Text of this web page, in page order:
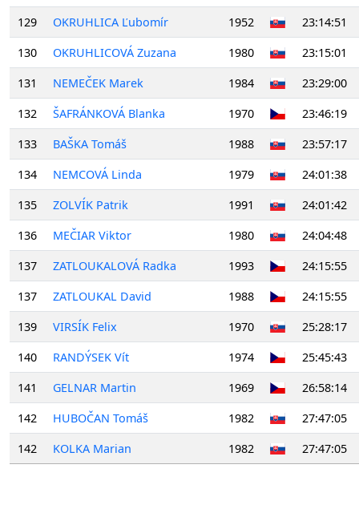
129
OKRUHLICA Ľubomír 1952
23:14:51
130
OKRUHLICOVÁ Zuzana 1980
23:15:01
131
NEMEČEK Marek 1984
23:29:00
132
ŠAFRÁNKOVÁ Blanka 1970
23:46:19
133
BAŠKA Tomáš 1988
23:57:17
134
NEMCOVÁ Linda 1979
24:01:38
135
ZOLVÍK Patrik 1991
24:01:42
136
MEČIAR Viktor 1980
24:04:48
137
ZATLOUKALOVÁ Radka 1993
24:15:55
137
ZATLOUKAL David 1988
24:15:55
139
VIRSÍK Felix 1970
25:28:17
140
RANDÝSEK Vít 1974
25:45:43
141
GELNAR Martin 1969
26:58:14
142
HUBOČAN Tomáš 1982
27:47:05
142
KOLKA Marian 1982 27:47:05